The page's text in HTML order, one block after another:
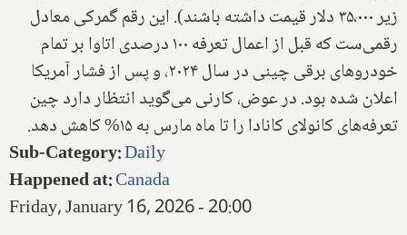
زیر ۳۵٬۰۰۰ دلار قیمت داشته باشند). این رقم گمرکی معادل
رقمی‌ست که قبل از اعمال تعرفه ۱۰۰ درصدی اتاوا بر تمام
خودروهای برقی چینی در سال ۲۰۲۴، و پس از فشار آمریکا
اعلان شده بود. در عوض، کارنی می‌گوید انتظار دارد چین
تعرفه‌های کانولای کانادا را تا ماه مارس به ۱۵% کاهش دهد.
Sub-Category:Daily
Happened at:Canada
Friday, January 16, 2026 - 20:00